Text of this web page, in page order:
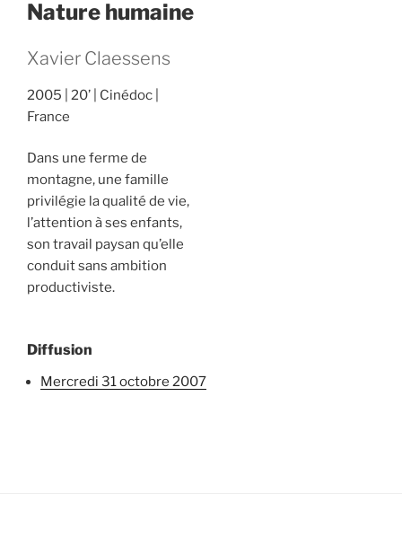
Nature humaine
Xavier Claessens
2005 20’
Cinédoc
France
Dans une ferme de
montagne, une famille
privilégie la qualité de vie,
l’attention à ses enfants,
son travail paysan qu’elle
conduit sans ambition
productiviste.
Diffusion
mercredi 31 octobre 2007